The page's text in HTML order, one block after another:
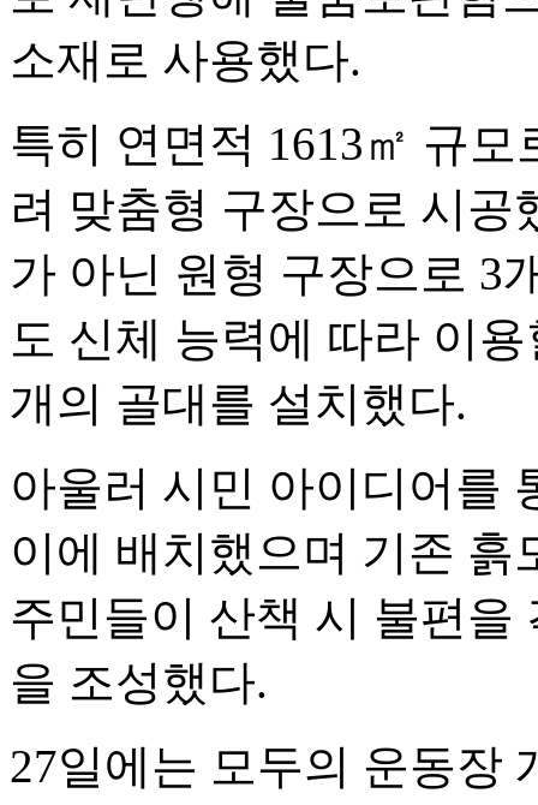
소재로 사용했다.
특히 연면적 1613㎡ 규
려 맞춤형 구장으로 시공
가 아닌 원형 구장으로 3
도 신체 능력에 따라 이
개의 골대를 설치했다.
아울러 시민 아이디어를
이에 배치했으며 기존 흙
주민들이 산책 시 불편을
을 조성했다.
27일에는 모두의 운동장